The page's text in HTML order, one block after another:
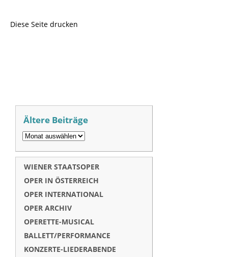
Diese Seite drucken
Ältere Beiträge
WIENER STAATSOPER
OPER IN ÖSTERREICH
OPER INTERNATIONAL
OPER ARCHIV
OPERETTE-MUSICAL
BALLETT/PERFORMANCE
KONZERTE-LIEDERABENDE